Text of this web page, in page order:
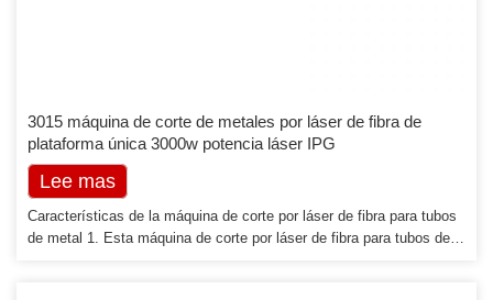
3015 máquina de corte de metales por láser de fibra de
plataforma única 3000w potencia láser IPG
Lee mas
Características de la máquina de corte por láser de fibra para tubos
de metal 1. Esta máquina de corte por láser de fibra para tubos de